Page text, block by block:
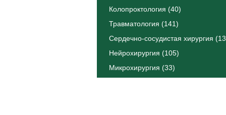
Колопроктология (40)
Травматология (141)
Сердечно-сосудистая хирургия
Нейрохирургия (105)
Микрохирургия (33)